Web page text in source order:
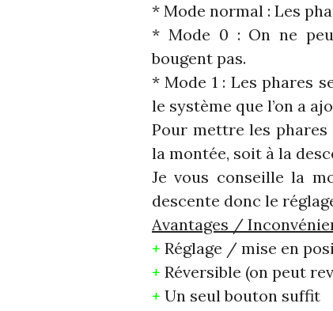
* Mode normal : Les
* Mode 0 : On ne
bougent pas.
* Mode 1 : Les phares
le système que l’on a
Pour mettre les phares
la montée, soit à la
Je vous conseille la
descente donc le
Avantages /
+ Réglage / mise en
+ Réversible (on peut
+ Un seul bouton suffit